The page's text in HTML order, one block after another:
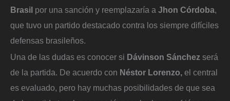
Brasil por una sanción y reemplazaría a Jhon Córdoba,
que tuvo un partido destacado contra los siempre difíciles
defensas brasileños.
Una de las dudas es conocer si Dávinson Sánchez será
de la partida. De acuerdo con Néstor Lorenzo, el central
es evaluado, pero hay muchas posibilidades de que sea